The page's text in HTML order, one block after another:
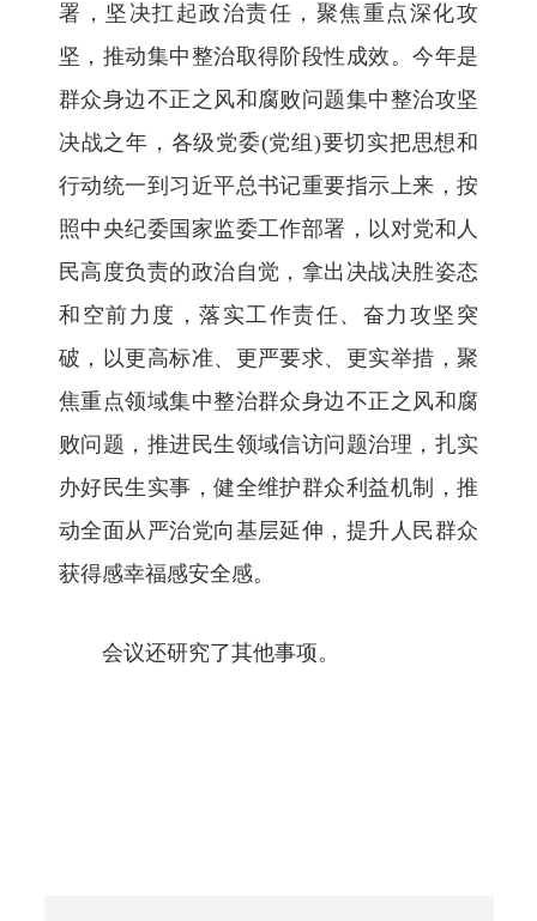
署，坚决扛起政治责任，聚焦重点深化攻
坚，推动集中整治取得阶段性成效。今年是
群众身边不正之风和腐败问题集中整治攻坚
决战之年，各级党委(党组)要切实把思想和
行动统一到习近平总书记重要指示上来，按
照中央纪委国家监委工作部署，以对党和人
民高度负责的政治自觉，拿出决战决胜姿态
和空前力度，落实工作责任、奋力攻坚突
破，以更高标准、更严要求、更实举措，聚
焦重点领域集中整治群众身边不正之风和腐
败问题，推进民生领域信访问题治理，扎实
办好民生实事，健全维护群众利益机制，推
动全面从严治党向基层延伸，提升人民群众
获得感幸福感安全感。
会议还研究了其他事项。